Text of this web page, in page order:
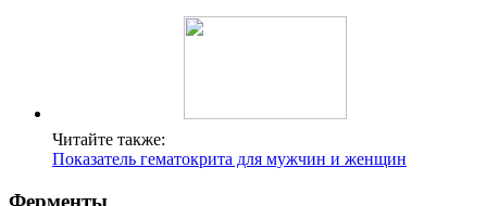
Читайте также:
Показатель гематокрита для мужчин и женщин
Ферменты